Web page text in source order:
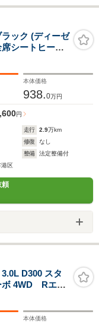
ック (ディーゼ
シートヒータ
サウンドシス
ニター/360度
/メモリ付き電
本体価格
938.0万円
円
走行 2.9万km
修復
なし
整備
法定整備付
港区
頼
D300 スタ
ボ 4WD Rエン
ントセンタ
ドーエクステ
グロスブラ
本体価格